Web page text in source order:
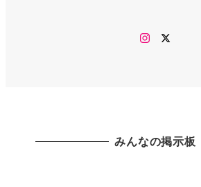
Instagram
みんなの掲示板